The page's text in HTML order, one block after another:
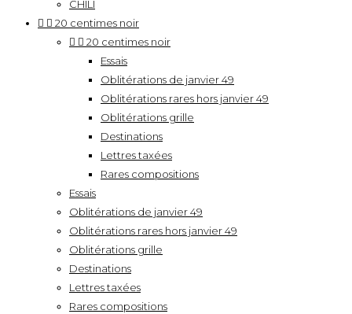
CHILI
  20 centimes noir
  20 centimes noir
Essais
Oblitérations de janvier 49
Oblitérations rares hors janvier 49
Oblitérations grille
Destinations
Lettres taxées
Rares compositions
Essais
Oblitérations de janvier 49
Oblitérations rares hors janvier 49
Oblitérations grille
Destinations
Lettres taxées
Rares compositions